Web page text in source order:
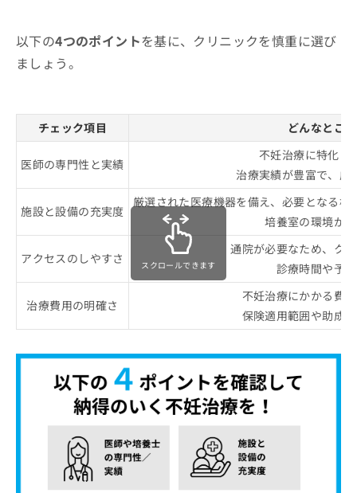
以下の4つのポイントを基に、クリニックを慎重に選び
ましょう。
チェック項目 どんなとこ
医師の専門性と実績
不妊治療に特化し
治療実績が豊富で、成
施設と設備の充実度
厳選された医療機器を備え、必要となる
培養室の環境が
アクセスのしやすさ
通院が必要なため、ク
診療時間や予
治療費用の明確さ
不妊治療にかかる費
保険適用範囲や助成
スクロールできます